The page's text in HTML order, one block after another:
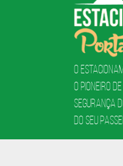
O
o pioneiro
segurança
do seu